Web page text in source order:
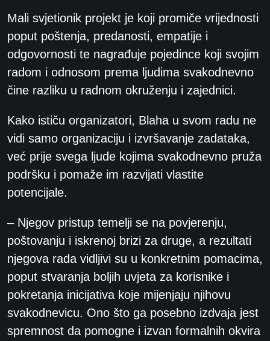
Mali svjetionik projekt je koji promiče vrijednosti
poput poštenja, predanosti, empatije i
odgovornosti te nagrađuje pojedince koji svojim
radom i odnosom prema ljudima svakodnevno
čine razliku u radnom okruženju i zajednici.
Kako ističu organizatori, Blaha u svom radu ne
vidi samo organizaciju i izvršavanje zadataka,
već prije svega ljude kojima svakodnevno pruža
podršku i pomaže im razvijati vlastite
potencijale.
– Njegov pristup temelji se na povjerenju,
poštovanju i iskrenoj brizi za druge, a rezultati
njegova rada vidljivi su u konkretnim pomacima,
poput stvaranja boljih uvjeta za korisnike i
pokretanja inicijativa koje mijenjaju njihovu
svakodnevicu. Ono što ga posebno izdvaja jest
spremnost da pomogne i izvan formalnih okvira